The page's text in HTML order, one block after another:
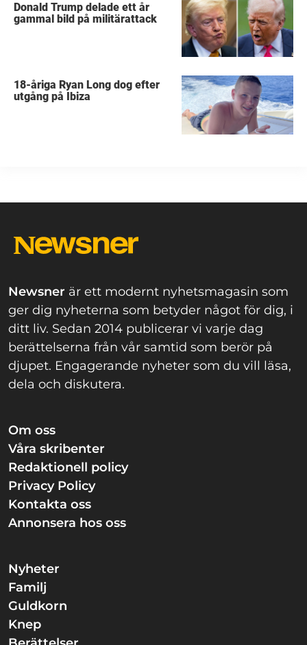
Donald Trump delade ett år
gammal bild på militärattack
18-åriga Ryan Long dog efter
utgång på Ibiza
Newsner är ett modernt nyhetsmagasin som
ger dig nyheterna som betyder något för dig, i
ditt liv. Sedan 2014 publicerar vi varje dag
berättelserna från vår samtid som berör på
djupet. Engagerande nyheter som du vill läsa,
dela och diskutera.
Om oss
Våra skribenter
Redaktionell policy
Privacy Policy
Kontakta oss
Annonsera hos oss
Nyheter
Familj
Guldkorn
Knep